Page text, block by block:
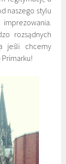
naszego stylu
rozsądnych
jeśli chcemy